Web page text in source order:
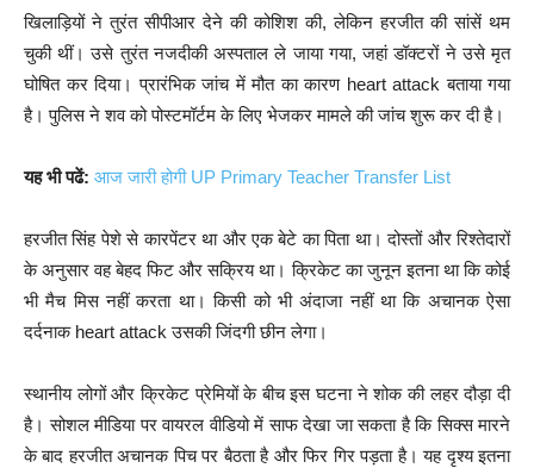
खिलाड़ियों ने तुरंत सीपीआर देने की कोशिश की, लेकिन हरजीत की सांसें थम
चुकी थीं। उसे तुरंत नजदीकी अस्पताल ले जाया गया, जहां डॉक्टरों ने उसे मृत
घोषित कर दिया। प्रारंभिक जांच में मौत का कारण heart attack बताया गया
है। पुलिस ने शव को पोस्टमॉर्टम के लिए भेजकर मामले की जांच शुरू कर दी है।
यह भी पढें: आज जारी होगी UP Primary Teacher Transfer List
हरजीत सिंह पेशे से कारपेंटर था और एक बेटे का पिता था। दोस्तों और रिश्तेदारों
के अनुसार वह बेहद फिट और सक्रिय था। क्रिकेट का जुनून इतना था कि कोई
भी मैच मिस नहीं करता था। किसी को भी अंदाजा नहीं था कि अचानक ऐसा
दर्दनाक heart attack उसकी जिंदगी छीन लेगा।
स्थानीय लोगों और क्रिकेट प्रेमियों के बीच इस घटना ने शोक की लहर दौड़ा दी
है। सोशल मीडिया पर वायरल वीडियो में साफ देखा जा सकता है कि सिक्स मारने
के बाद हरजीत अचानक पिच पर बैठता है और फिर गिर पड़ता है। यह दृश्य इतना